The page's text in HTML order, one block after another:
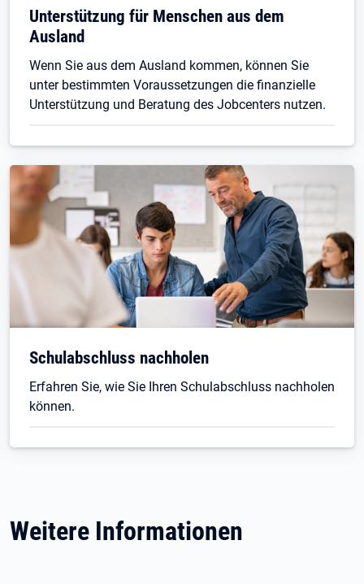
Unterstützung für Menschen aus dem
Ausland
Wenn Sie aus dem Ausland kommen, können Sie
unter bestimmten Voraussetzungen die finanzielle
Unterstützung und Beratung des Jobcenters nutzen.
Schulabschluss nachholen
Erfahren Sie, wie Sie Ihren Schulabschluss nachholen
können.
Weitere Informationen